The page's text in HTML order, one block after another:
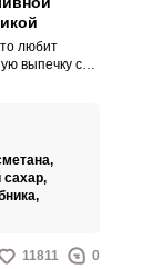
любит
выпечку с
– изделие
11811 0